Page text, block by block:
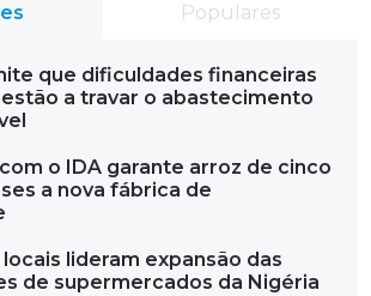
Populares
que dificuldades financeiras
a travar o abastecimento
o IDA garante arroz de cinco
a nova fábrica de
lideram expansão das
de supermercados da Nigéria